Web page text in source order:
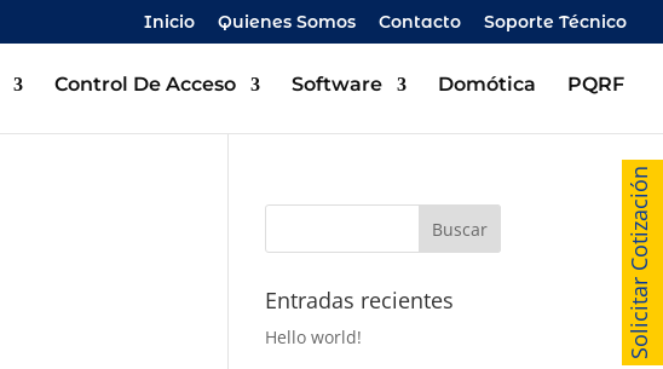
Inicio Quienes Somos Contacto Soporte Técnico
Control De Acceso Software Domótica PQRF
Entradas recientes
Hello world! Solicitar Cotización